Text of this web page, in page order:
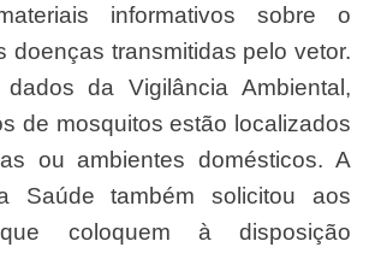
informativos sobre o
doenças transmitidas pelo vetor.
da Vigilância Ambiental,
de mosquitos estão localizados
ou ambientes domésticos. A
Saúde também solicitou aos
coloquem à disposição